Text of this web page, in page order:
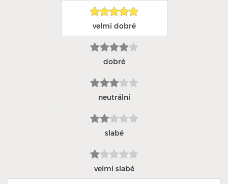
velmi dobré
dobré
neutrální
slabé
velmi slabé